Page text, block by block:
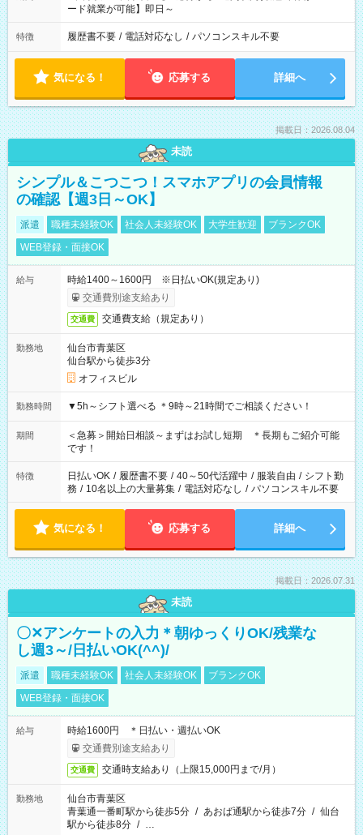
ード就業が可能】即日～
特徴 履歴書不要 / 電話対応なし / パソコンスキル不要
気になる！ 応募する 詳細へ
掲載日：2026.08.04
未読
シンプル＆こつこつ！スマホアプリの会員情報
の確認【週3日～OK】
派遣 職種未経験OK 社会人未経験OK 大学生歓迎
ブランクOK
WEB登録・面接OK
給与
時給1400～1600円 ※日払いOK(規定あり)
交通費別途支給あり
交通費 交通費支給（規定あり）
勤務地
仙台市青葉区
仙台駅から徒歩3分
オフィスビル
勤務時間 ▼5h～シフト選べる ＊9時～21時間でご相談ください！
期間
＜急募＞開始日相談～まずはお試し短期 ＊長期もご紹介可能
です！
特徴 日払いOK / 履歴書不要 / 40～50代活躍中 / 服装自由 / シフト勤
務 / 10名以上の大量募集 / 電話対応なし / パソコンスキル不要
気になる！ 応募する 詳細へ
掲載日：2026.07.31
未読
〇✕アンケートの入力＊朝ゆっくりOK/残業な
し週3～/日払いOK(^^)/
派遣 職種未経験OK 社会人未経験OK
ブランクOK
WEB登録・面接OK
給与
時給1600円 ＊日払い・週払いOK
交通費別途支給あり
交通費 交通時支給あり（上限15,000円まで/月）
勤務地
仙台市青葉区
青葉通一番町駅から徒歩5分 / あおば通駅から徒歩7分 / 仙台
駅から徒歩8分 / …